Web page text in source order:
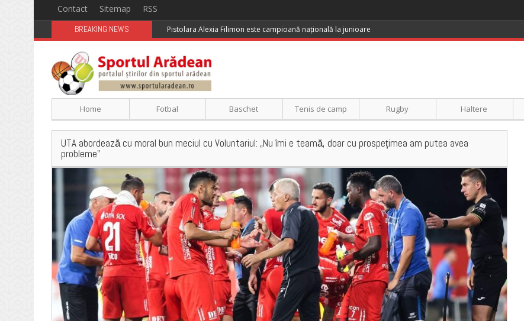
Contact Sitemap RSS
BREAKING NEWS Pistolara Alexia Filimon este campioană națională la junioare
Home Fotbal Baschet Tenis de camp Rugby Haltere
UTA abordează cu moral bun meciul cu Voluntariul: „Nu îmi e teamă, doar cu prospețimea am putea avea
probleme”